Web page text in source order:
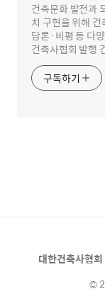
건축문화 발전과
치 구현을 위해
담론·비평 등 다
건축사협회 발행
구독하기
대한건축사협회
©